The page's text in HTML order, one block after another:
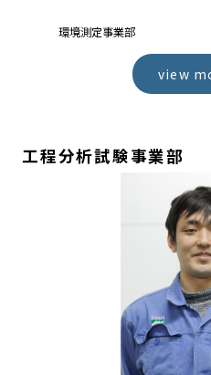
環境測定事業部
view
工程分析試験事業部